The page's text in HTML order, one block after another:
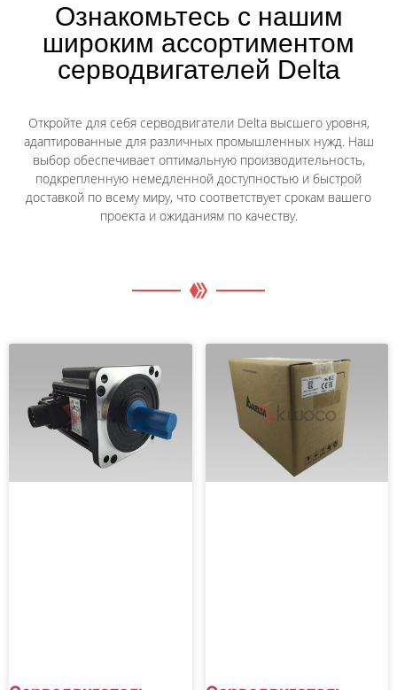
Ознакомьтесь с нашим
широким ассортиментом
серводвигателей Delta
Откройте для себя серводвигатели Delta высшего уровня,
адаптированные для различных промышленных нужд. Наш
выбор обеспечивает оптимальную производительность,
подкрепленную немедленной доступностью и быстрой
доставкой по всему миру, что соответствует срокам вашего
проекта и ожиданиям по качеству.